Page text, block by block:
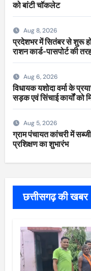
को बांटी चॉकलेट
Aug 8, 2026
प्रदेशभर में सितंबर से शुरू
राशन कार्ड-पासपोर्ट की
Aug 6, 2026
विधायक यशोदा वर्मा के
सड़क एवं सिंचाई कार्यों को
Aug 5, 2026
ग्राम पंचायत कांचरी में
प्रशिक्षण का शुभारंभ
छत्तीसगढ़ की खबर